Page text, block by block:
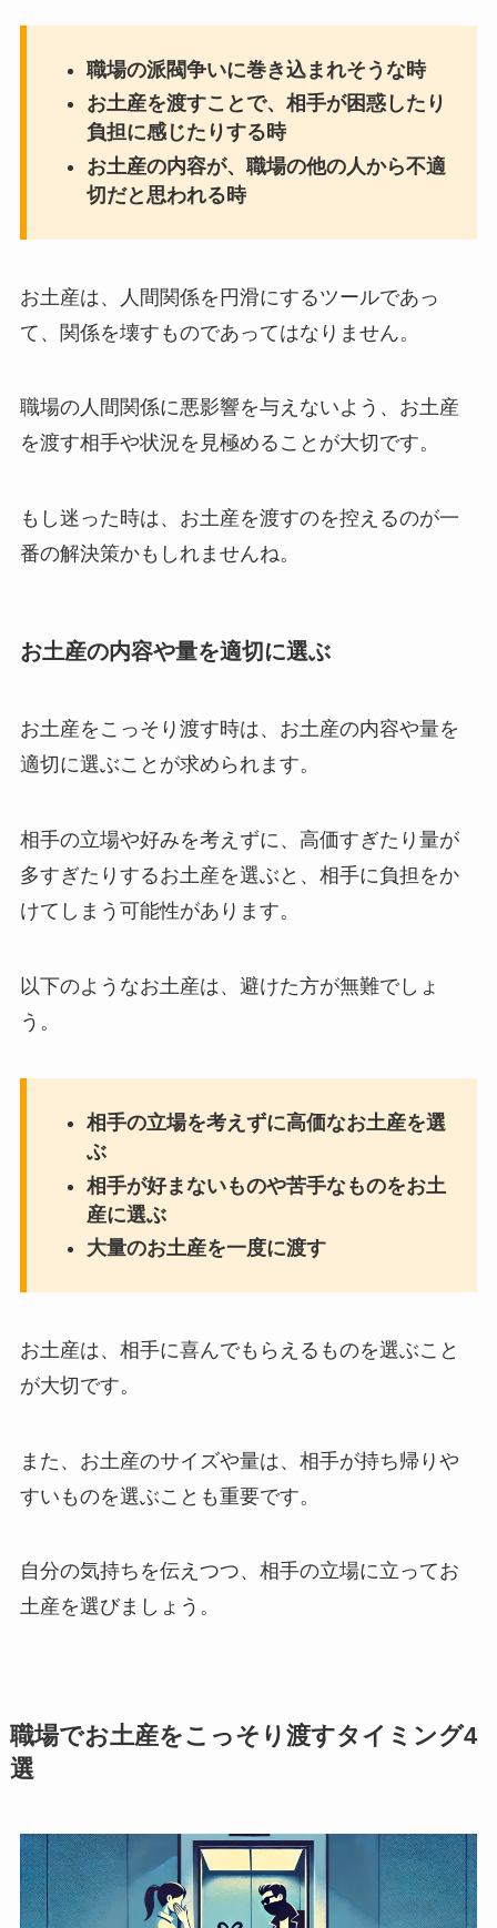
職場の派閥争いに巻き込まれそうな時
お土産を渡すことで、相手が困惑したり
負担に感じたりする時
お土産の内容が、職場の他の人から不適
切だと思われる時
お土産は、人間関係を円滑にするツールであっ
て、関係を壊すものであってはなりません。
職場の人間関係に悪影響を与えないよう、お土産
を渡す相手や状況を見極めることが大切です。
もし迷った時は、お土産を渡すのを控えるのが一
番の解決策かもしれませんね。
お土産の内容や量を適切に選ぶ
お土産をこっそり渡す時は、お土産の内容や量を
適切に選ぶことが求められます。
相手の立場や好みを考えずに、高価すぎたり量が
多すぎたりするお土産を選ぶと、相手に負担をか
けてしまう可能性があります。
以下のようなお土産は、避けた方が無難でしょ
う。
相手の立場を考えずに高価なお土産を選
ぶ
相手が好まないものや苦手なものをお土
産に選ぶ
大量のお土産を一度に渡す
お土産は、相手に喜んでもらえるものを選ぶこと
が大切です。
また、お土産のサイズや量は、相手が持ち帰りや
すいものを選ぶことも重要です。
自分の気持ちを伝えつつ、相手の立場に立ってお
土産を選びましょう。
職場でお土産をこっそり渡すタイミング4
選